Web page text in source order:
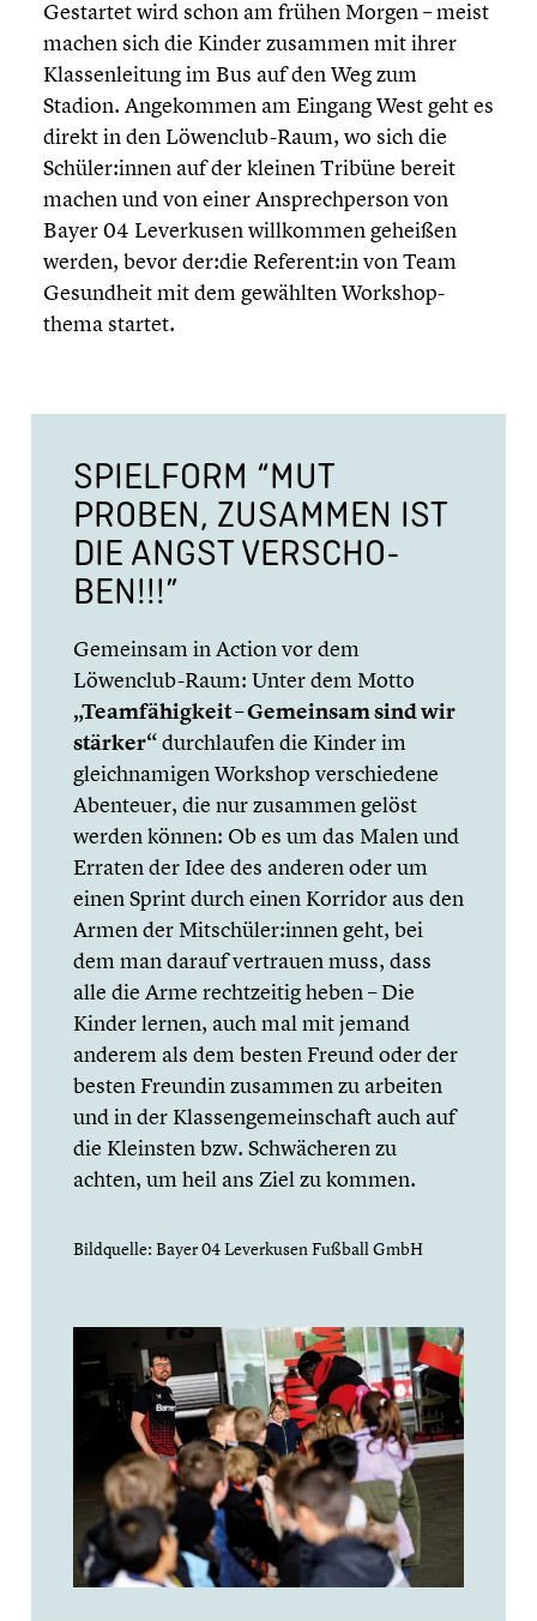
Gestartet wird schon am frühen Morgen – meist
machen sich die Kinder zusammen mit ihrer
Klassen­lei­tung im Bus auf den Weg zum
Stadion. Angekom­men am Eingang West geht es
direkt in den Löwenclub-Raum, wo sich die
Schüler:innen auf der kleinen Tribüne bereit
machen und von einer Ansprech­per­son von
Bayer 04 Lever­ku­sen willkom­men geheißen
werden, bevor der:die Referent:in von Team
Gesund­heit mit dem gewählten Workshop­
thema startet.
SPIELFORM “MUT
PROBEN, ZUSAMMEN IST
DIE ANGST VERSCHO­
BEN!!!”
Gemeinsam in Action vor dem
Löwenclub-Raum: Unter dem Motto
„Teamfä­hig­keit – Gemeinsam sind wir
stärker“durch­lau­fen die Kinder im
gleich­na­mi­gen Workshop verschie­dene
Abenteuer, die nur zusammen gelöst
werden können: Ob es um das Malen und
Erraten der Idee des anderen oder um
einen Sprint durch einen Korridor aus den
Armen der Mitschüler:innen geht, bei
dem man darauf vertrauen muss, dass
alle die Arme recht­zei­tig heben – Die
Kinder lernen, auch mal mit jemand
anderem als dem besten Freund oder der
besten Freundin zusammen zu arbeiten
und in der Klassen­ge­mein­schaft auch auf
die Kleinsten bzw. Schwä­che­ren zu
achten, um heil ans Ziel zu kommen.
Bildquelle: Bayer 04 Lever­ku­sen Fußball GmbH